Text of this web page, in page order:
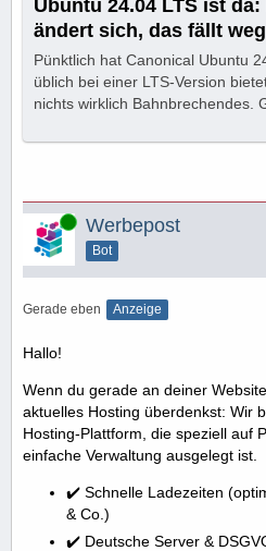
Ubuntu 24.04 LTS ist
ändert sich, das fällt weg
Pünktlich hat Canonical Ubuntu
üblich bei einer LTS-Version
nichts wirklich Bahnbrechendes.
Online Werbepost
Bot
Gerade eben Anzeige
Hallo!
Wenn du gerade an deiner
aktuelles Hosting überdenkst: Wir
Hosting-Plattform, die speziell auf
einfache Verwaltung ausgelegt ist.
✔️ Schnelle Ladezeiten
& Co.)
✔️ Deutsche Server &